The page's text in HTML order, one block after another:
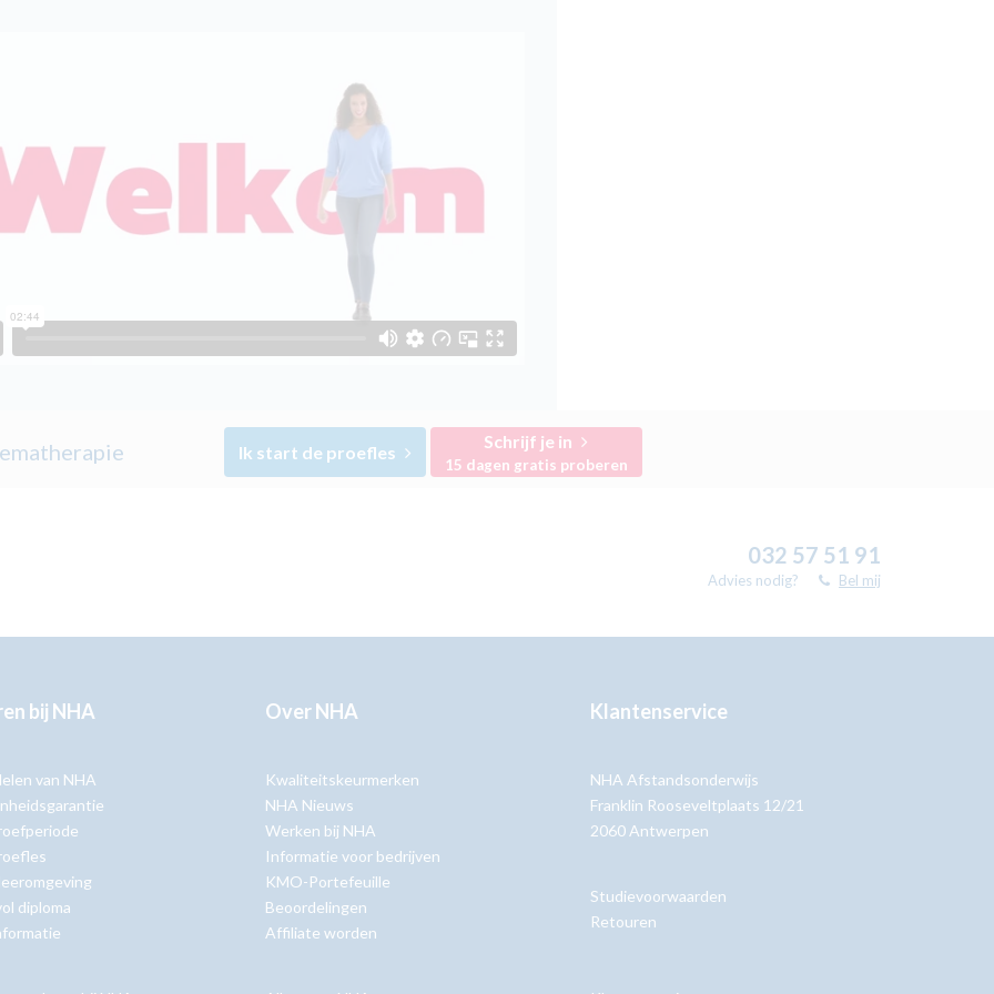
Ik start de proefles
Schrijf je in
15 dagen gratis proberen
032 57 51 91
Advies nodig? Bel mij
bij NHA
van NHA
diploma
Over NHA
Kwaliteitskeurmerken
NHA Nieuws
Werken bij NHA
Informatie voor bedrijven
KMO-Portefeuille
Beoordelingen
Affiliate worden
Klantenservice
NHA Afstandsonderwijs
Franklin Rooseveltplaats 12/21
2060 Antwerpen
Studievoorwaarden
Retouren